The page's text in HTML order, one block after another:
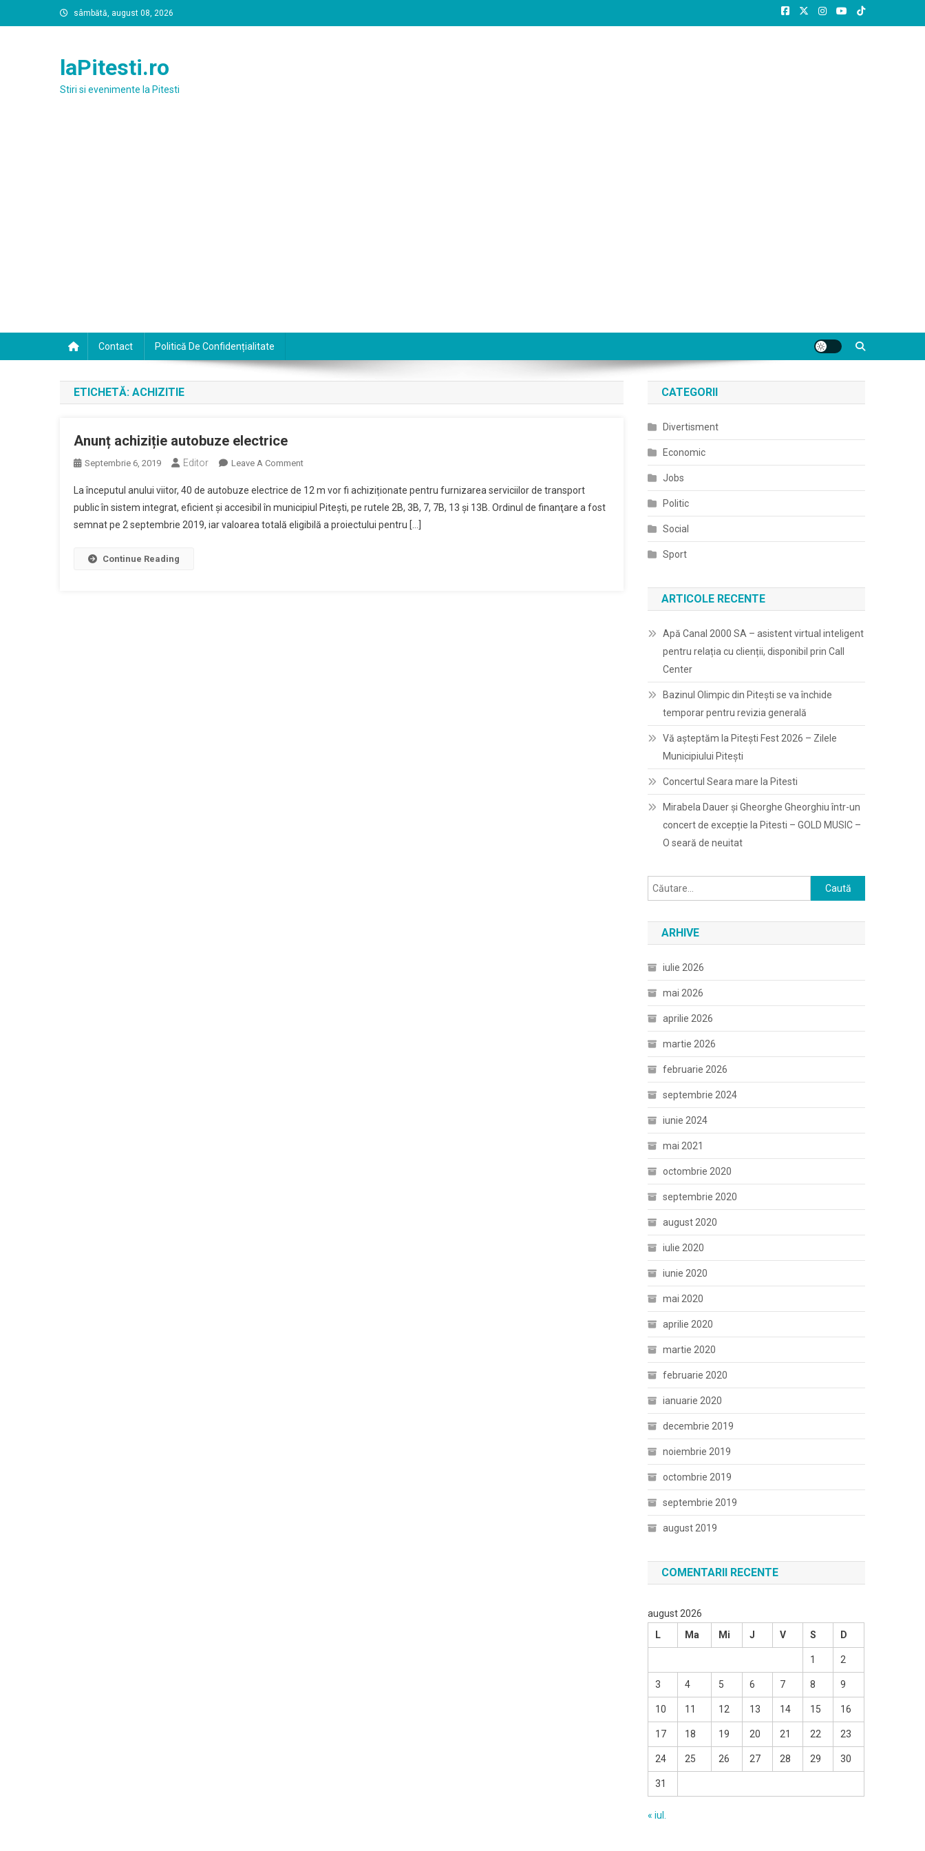
to
sâmbătă, august 08, 2026
laPitesti.ro
Stiri si evenimente la Pitesti
Contact Politică De Confidențialitate
ETICHETĂ: ACHIZITIE
Anunț achiziție autobuze electrice
Septembrie 6, 2019 Editor Leave A CommentOn
Achiziție
Autobuze
Electrice
La începutul anului viitor, 40 de autobuze electrice de 12 m vor fi achiziționate pentru furnizarea serviciilor de transport
public în sistem integrat, eficient şi accesibil în municipiul Piteşti, pe rutele 2B, 3B, 7, 7B, 13 şi 13B. Ordinul de finanţare a fost
semnat pe 2 septembrie 2019, iar valoarea totală eligibilă a proiectului pentru […]
Continue Reading
CATEGORII
Divertisment
Economic
Jobs
Politic
Social
Sport
ARTICOLE RECENTE
Apă Canal 2000 SA – asistent virtual inteligent
pentru relația cu clienții, disponibil prin Call
Center
Bazinul Olimpic din Pitești se va închide
temporar pentru revizia generală
Vă așteptăm la Pitești Fest 2026 – Zilele
Municipiului Pitești
Concertul Seara mare la Pitesti
Mirabela Dauer și Gheorghe Gheorghiu într-un
concert de excepție la Pitesti – GOLD MUSIC –
O seară de neuitat
Caută
după:
ARHIVE
iulie 2026
mai 2026
aprilie 2026
martie 2026
februarie 2026
septembrie 2024
iunie 2024
mai 2021
octombrie 2020
septembrie 2020
august 2020
iulie 2020
iunie 2020
mai 2020
aprilie 2020
martie 2020
februarie 2020
ianuarie 2020
decembrie 2019
noiembrie 2019
octombrie 2019
septembrie 2019
august 2019
COMENTARII RECENTE
august 2026
L
Ma Mi J V S D
1 2
3 4 5 6 7 8 9
10 11 12 13 14 15 16
17 18 19 20 21 22 23
24 25 26 27 28 29 30
31
« iul.